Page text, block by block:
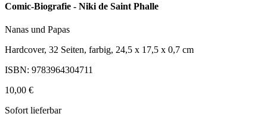
Comic-Biografie - Niki de Saint Phalle
Nanas und Papas
Hardcover, 32 Seiten, farbig, 24,5 x 17,5 x 0,7 cm
ISBN: 9783964304711
10,00 €
Sofort lieferbar